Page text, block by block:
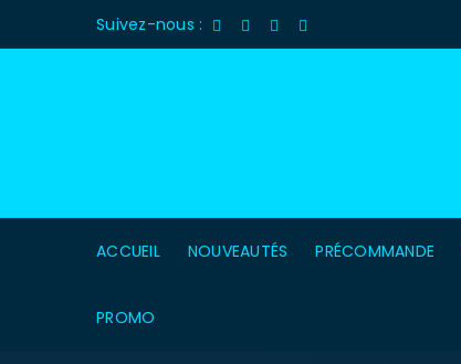
Suivez-nous :
ACCUEIL NOUVEAUTÉS PRÉCOMMANDE
PROMO